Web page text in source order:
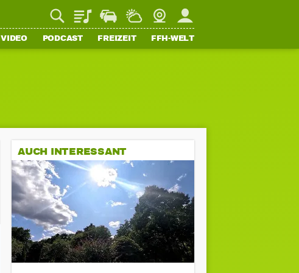
PlaylistStaupilotWetterWebcamMein FFH
VIDEO PODCAST FREIZEIT FFH-WELT
AUCH INTERESSANT